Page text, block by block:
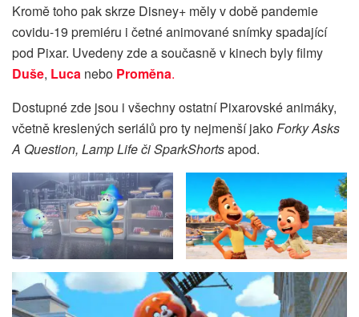
Kromě toho pak skrze Disney+ měly v době pandemie
covidu-19 premiéru i četné animované snímky spadající
pod Pixar. Uvedeny zde a současně v kinech byly filmy
Duše, Luca nebo Proměna.
Dostupné zde jsou i všechny ostatní Pixarovské animáky,
včetně kreslených seriálů pro ty nejmenší jakoForky Asks
A Question, Lamp Life či SparkShortsapod.